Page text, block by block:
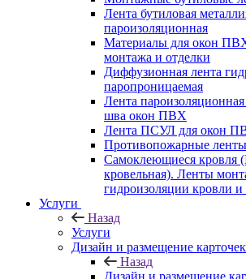
Лента бутиловая
пароизоляционная
Материалы для окон
монтажа и отделки
Диффузионная лента
паропроницаемая
Лента
шва окон ПВХ
Лента ПСУЛ для окон
Противопожарные ленты
Самоклеющиеся кровля
кровельная). Ленты
гидроизоляции кровли и
Услуги
Назад
Услуги
Дизайн и размещение
Назад
Дизайн и размещение